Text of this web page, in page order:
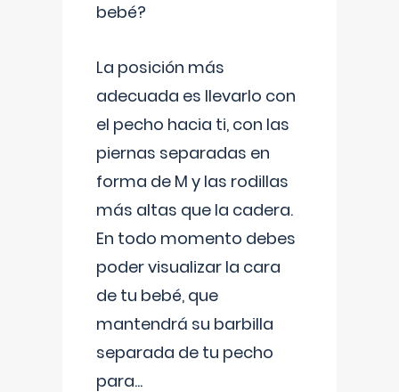
bebé?
La posición más
adecuada es llevarlo con
el pecho hacia ti, con las
piernas separadas en
forma de M y las rodillas
más altas que la cadera.
En todo momento debes
poder visualizar la cara
de tu bebé, que
mantendrá su barbilla
separada de tu pecho
para...